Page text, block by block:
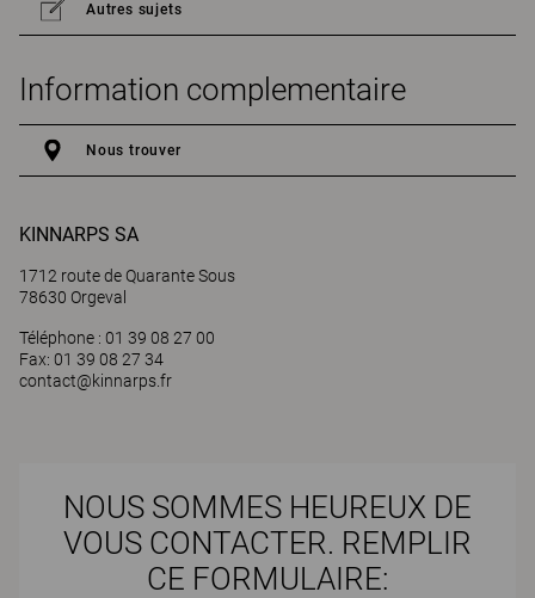
Autres sujets
Information complementaire
Nous trouver
KINNARPS SA
1712 route de Quarante Sous
78630 Orgeval
Téléphone : 01 39 08 27 00
Fax: 01 39 08 27 34
contact@kinnarps.fr
NOUS SOMMES HEUREUX DE
VOUS CONTACTER. REMPLIR
CE FORMULAIRE: